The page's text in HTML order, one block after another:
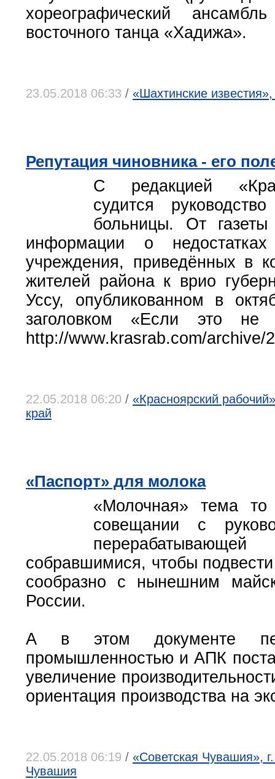
хореографический
восточного танца «Хадижа».
23.05.2018 06:33 / «Шахтинские
Репутация чиновника - его
С редакцией
судится
больницы. От газеты
информации о
учреждения, приведённых в
жителей района к врио
Уссу, опубликованном в
заголовком «Если это
http://www.krasrab.com/archive/
22.05.2018 06:20 / «Красноярский
край
«Паспорт» для молока
«Молочная» тема
совещании с
собравшимися, чтобы
сообразно с нынешним
России.
А в этом документе
промышленностью и АПК
увеличение
ориентация производства на
22.05.2018 06:19 / «Советская Чувашия»,
Чувашия